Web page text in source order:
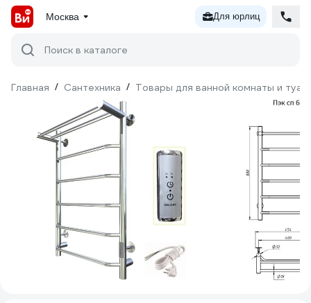
Москва Для юрлиц
Поиск в каталоге
Главная / Сантехника / Товары для ванной комнаты и